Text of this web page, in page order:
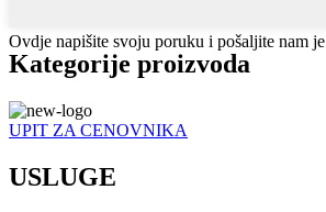
Ovdje napišite svoju poruku i pošaljite nam je
Kategorije proizvoda
UPIT ZA CENOVNIKA
USLUGE